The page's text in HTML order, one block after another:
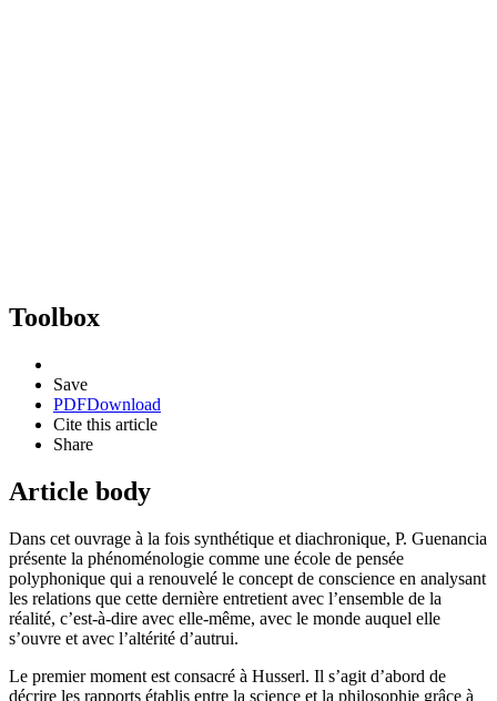
Toolbox
Save
PDFDownload
Cite this article
Share
Article body
Dans cet ouvrage à la fois synthétique et diachronique, P. Guenancia
présente la phénoménologie comme une école de pensée
polyphonique qui a renouvelé le concept de conscience en analysant
les relations que cette dernière entretient avec l’ensemble de la
réalité, c’est-à-dire avec elle-même, avec le monde auquel elle
s’ouvre et avec l’altérité d’autrui.
Le premier moment est consacré à Husserl. Il s’agit d’abord de
décrire les rapports établis entre la science et la philosophie grâce à